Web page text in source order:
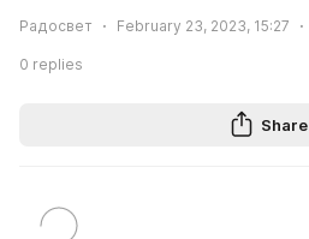
Радосвет February 23, 2023, 15:27
0 replies
Share